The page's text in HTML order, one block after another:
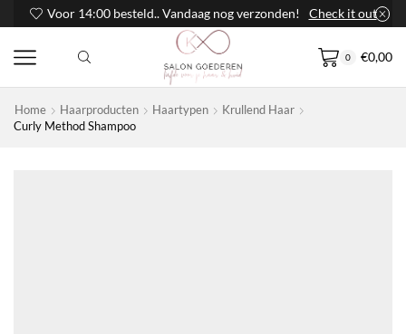
Voor 14:00 besteld.. Vandaag nog verzonden! Check it out
0 €0,00
Home Haarproducten Haartypen
Krullend Haar
Curly Method Shampoo